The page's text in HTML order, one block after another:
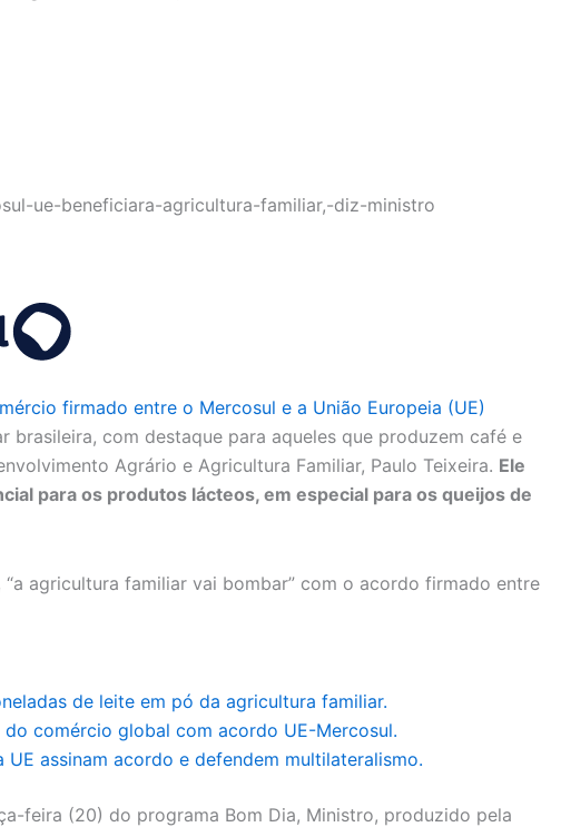
firmado entre o Mercosul e a União Europeia (UE)
brasileira, com destaque para aqueles que produzem café e
Agrário e Agricultura Familiar, Paulo Teixeira. Ele
para os produtos lácteos, em especial para os queijos de
“a agricultura familiar vai bombar” com o acordo firmado entre
de leite em pó da agricultura familiar.
do comércio global com acordo UE-Mercosul.
UE assinam acordo e defendem multilateralismo.
feira (20) do programa Bom Dia, Ministro, produzido pela